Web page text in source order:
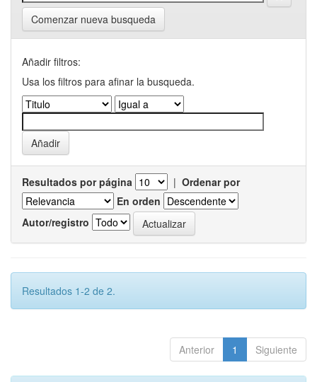
Comenzar nueva busqueda
Añadir filtros:
Usa los filtros para afinar la busqueda.
Resultados por página | Ordenar por
En orden
Autor/registro
Resultados 1-2 de 2.
Anterior 1 Siguiente